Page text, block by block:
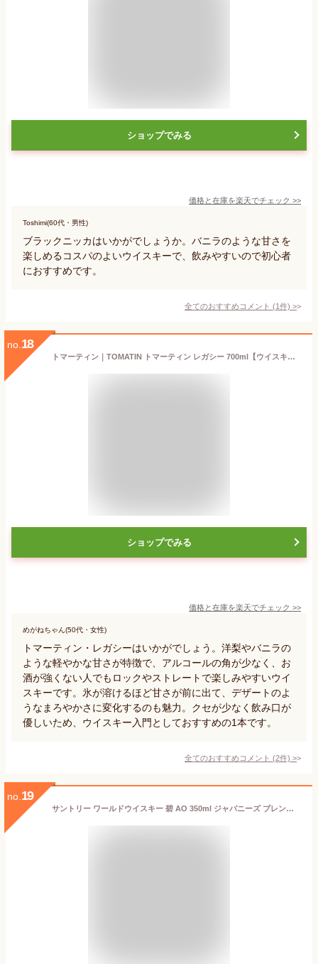
ショップでみる
価格と在庫を楽天でチェック >>
Toshimi(60代・男性)
ブラックニッカはいかがでしょうか。バニラのような甘さを
楽しめるコスパのよいウイスキーで、飲みやすいので初心者
におすすめです。
全てのおすすめコメント (1件) >
no. 18
トマーティン｜TOMATIN トマーティン レガシー 700ml【ウイスキー】 【代金引換配送不可】
ショップでみる
価格と在庫を楽天でチェック >>
めがねちゃん(50代・女性)
トマーティン・レガシーはいかがでしょう。洋梨やバニラの
ような軽やかな甘さが特徴で、アルコールの角が少なく、お
酒が強くない人でもロックやストレートで楽しみやすいウイ
スキーです。氷が溶けるほど甘さが前に出て、デザートのよ
うなまろやかさに変化するのも魅力。クセが少なく飲み口が
優しいため、ウイスキー入門としておすすめの1本です。
全てのおすすめコメント (2件) >
no. 19
サントリー ワールドウイスキー 碧 AO 350ml ジャパニーズ ブレンデッドウイスキー 世界5大ウイスキー 芳醇 柔らかい 香り 深み コク 上品 飲みやすい 高級 人気 リッチ 美しい ボトル デザイン 革新的ジャパニーズウイスキー ギフト プレゼント 贈答 お歳暮 贈り物に最適